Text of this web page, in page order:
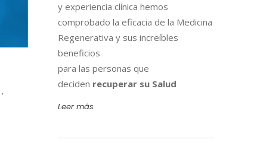
,
y experiencia clínica hemos
comprobado la eficacia de la Medicina
Regenerativa y sus increíbles
beneficios
para las personas que
deciden recuperar su Salud
Leer más